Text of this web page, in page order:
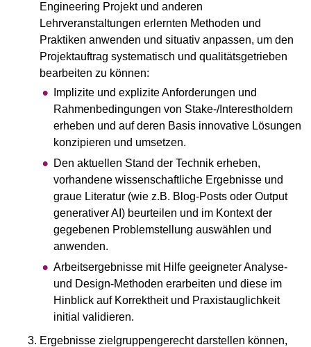
Engineering Projekt und anderen
Lehrveranstaltungen erlernten Methoden und
Praktiken anwenden und situativ anpassen, um den
Projektauftrag systematisch und qualitätsgetrieben
bearbeiten zu können:
Implizite und explizite Anforderungen und
Rahmenbedingungen von Stake-/Interestholdern
erheben und auf deren Basis innovative Lösungen
konzipieren und umsetzen.
Den aktuellen Stand der Technik erheben,
vorhandene wissenschaftliche Ergebnisse und
graue Literatur (wie z.B. Blog-Posts oder Output
generativer AI) beurteilen und im Kontext der
gegebenen Problemstellung auswählen und
anwenden.
Arbeitsergebnisse mit Hilfe geeigneter Analyse-
und Design-Methoden erarbeiten und diese im
Hinblick auf Korrektheit und Praxistauglichkeit
initial validieren.
Ergebnisse zielgruppengerecht darstellen können,